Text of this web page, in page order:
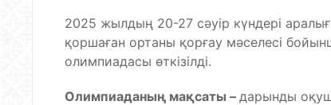
2025 жылдың 20-27 сәуір күндері
қоршаған ортаны қорғау мәселесі
олимпиадасы өткізілді.
Олимпиаданың мақсаты – дарынды